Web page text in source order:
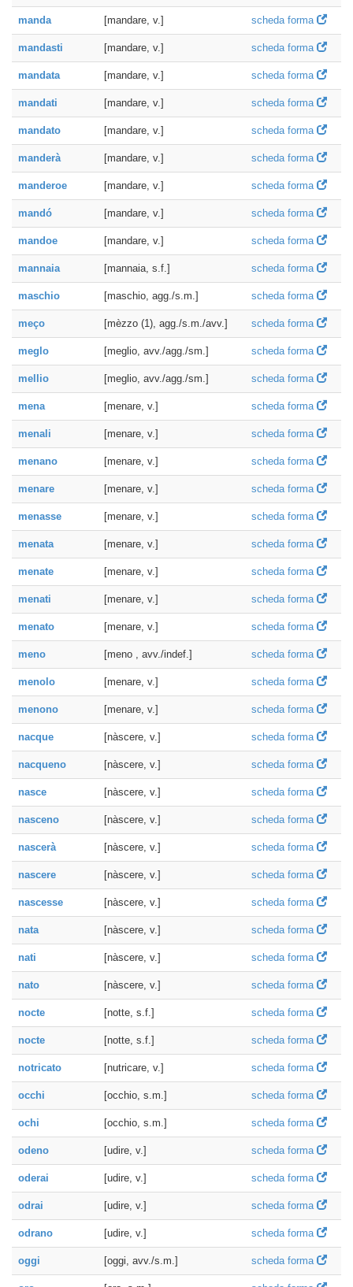
manda [mandare, v.] scheda forma
mandasti [mandare, v.] scheda forma
mandata [mandare, v.] scheda forma
mandati [mandare, v.] scheda forma
mandato [mandare, v.] scheda forma
manderà [mandare, v.] scheda forma
manderoe [mandare, v.] scheda forma
mandó [mandare, v.] scheda forma
mandoe [mandare, v.] scheda forma
mannaia [mannaia, s.f.] scheda forma
maschio [maschio, agg./s.m.] scheda forma
meço [mèzzo (1), agg./s.m./avv.] scheda forma
meglo [meglio, avv./agg./sm.] scheda forma
mellio [meglio, avv./agg./sm.] scheda forma
mena [menare, v.] scheda forma
menali [menare, v.] scheda forma
menano [menare, v.] scheda forma
menare [menare, v.] scheda forma
menasse [menare, v.] scheda forma
menata [menare, v.] scheda forma
menate [menare, v.] scheda forma
menati [menare, v.] scheda forma
menato [menare, v.] scheda forma
meno [meno , avv./indef.] scheda forma
menolo [menare, v.] scheda forma
menono [menare, v.] scheda forma
nacque [nàscere, v.] scheda forma
nacqueno [nàscere, v.] scheda forma
nasce [nàscere, v.] scheda forma
nasceno [nàscere, v.] scheda forma
nascerà [nàscere, v.] scheda forma
nascere [nàscere, v.] scheda forma
nascesse [nàscere, v.] scheda forma
nata [nàscere, v.] scheda forma
nati [nàscere, v.] scheda forma
nato [nàscere, v.] scheda forma
nocte [notte, s.f.] scheda forma
nocte [notte, s.f.] scheda forma
notricato [nutricare, v.] scheda forma
occhi [occhio, s.m.] scheda forma
ochi [occhio, s.m.] scheda forma
odeno [udire, v.] scheda forma
oderai [udire, v.] scheda forma
odrai [udire, v.] scheda forma
odrano [udire, v.] scheda forma
oggi [oggi, avv./s.m.] scheda forma